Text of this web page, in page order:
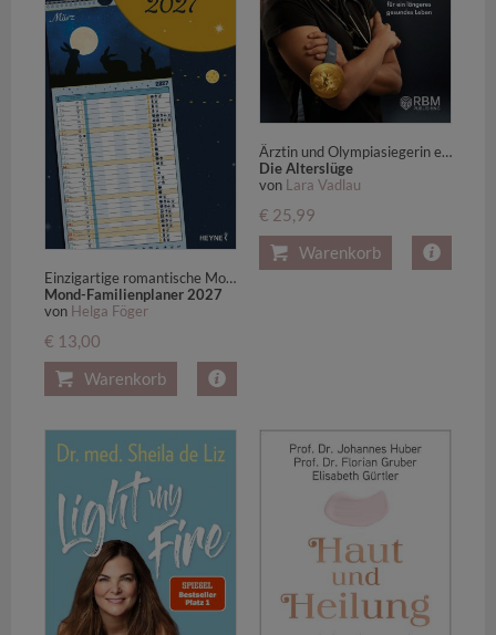
Einzigartige romantische Motive - Der Terminplaner für die ganze Familie - Wandkalender 22,4 x 48,5 cm
Mond-Familienplaner 2027
von Helga Föger
€ 13,00
Warenkorb
Ärztin und Olympiasiegerin enthüllt die effektivsten Longevity-Strategien für ein längeres gesundes Leben
Die Alterslüge
von Lara Vadlau
€ 25,99
Warenkorb